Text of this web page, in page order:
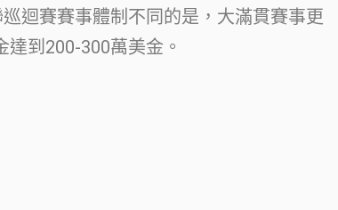
迴賽賽事體制不同的是，大滿貫賽事更
到200-300萬美金。